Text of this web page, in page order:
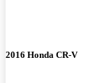
2016 Honda CR-V